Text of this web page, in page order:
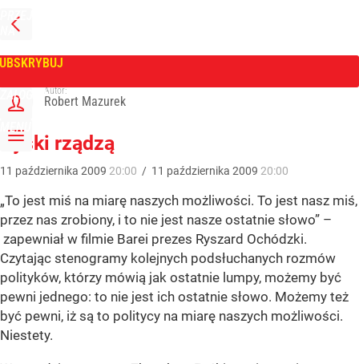
PRZEJDŹ
NA
GŁÓWNĄ
ZALOGUJ
MENU
Tygodnik Wprost
Autor:
Robert Mazurek
Ryśki rządzą
11 października 2009 20:00 / 11 października 2009 20:00
„To jest miś na miarę naszych możliwości. To jest nasz miś,
przez nas zrobiony, i to nie jest nasze ostatnie słowo” –
zapewniał w filmie Barei prezes Ryszard Ochódzki.
Czytając stenogramy kolejnych podsłuchanych rozmów
polityków, którzy mówią jak ostatnie lumpy, możemy być
pewni jednego: to nie jest ich ostatnie słowo. Możemy też
być pewni, iż są to politycy na miarę naszych możliwości.
Niestety.